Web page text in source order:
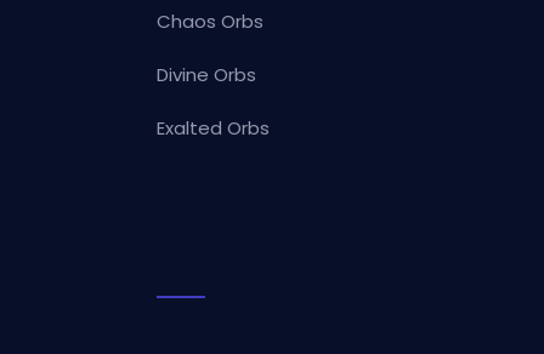
Chaos Orbs
Divine Orbs
Exalted Orbs